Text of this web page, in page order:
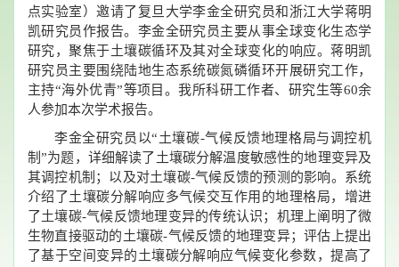
点实验室）邀请了复旦大学李金全研究员和浙江大学蒋明
凯研究员作报告。李金全研究员主要从事全球变化生态学
研究，聚焦于土壤碳循环及其对全球变化的响应。蒋明凯
研究员主要围绕陆地生态系统碳氮磷循环开展研究工作，
主持“海外优青”等项目。我所科研工作者、研究生等60余
人参加本次学术报告。
李金全研究员以“土壤碳-气候反馈地理格局与调控机
制”为题，详细解读了土壤碳分解温度敏感性的地理变异及
其调控机制；以及对土壤碳-气候反馈的预测的影响。系统
介绍了土壤碳分解响应多气候交互作用的地理格局，增进
了土壤碳-气候反馈地理变异的传统认识；机理上阐明了微
生物直接驱动的土壤碳-气候反馈的地理变异；评估上提出
了基于空间变异的土壤碳分解响应气候变化参数，提高了